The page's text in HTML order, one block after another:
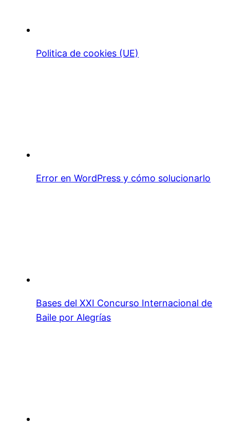
Politica de cookies (UE)
Error en WordPress y cómo solucionarlo
Bases del XXI Concurso Internacional de
Baile por Alegrías